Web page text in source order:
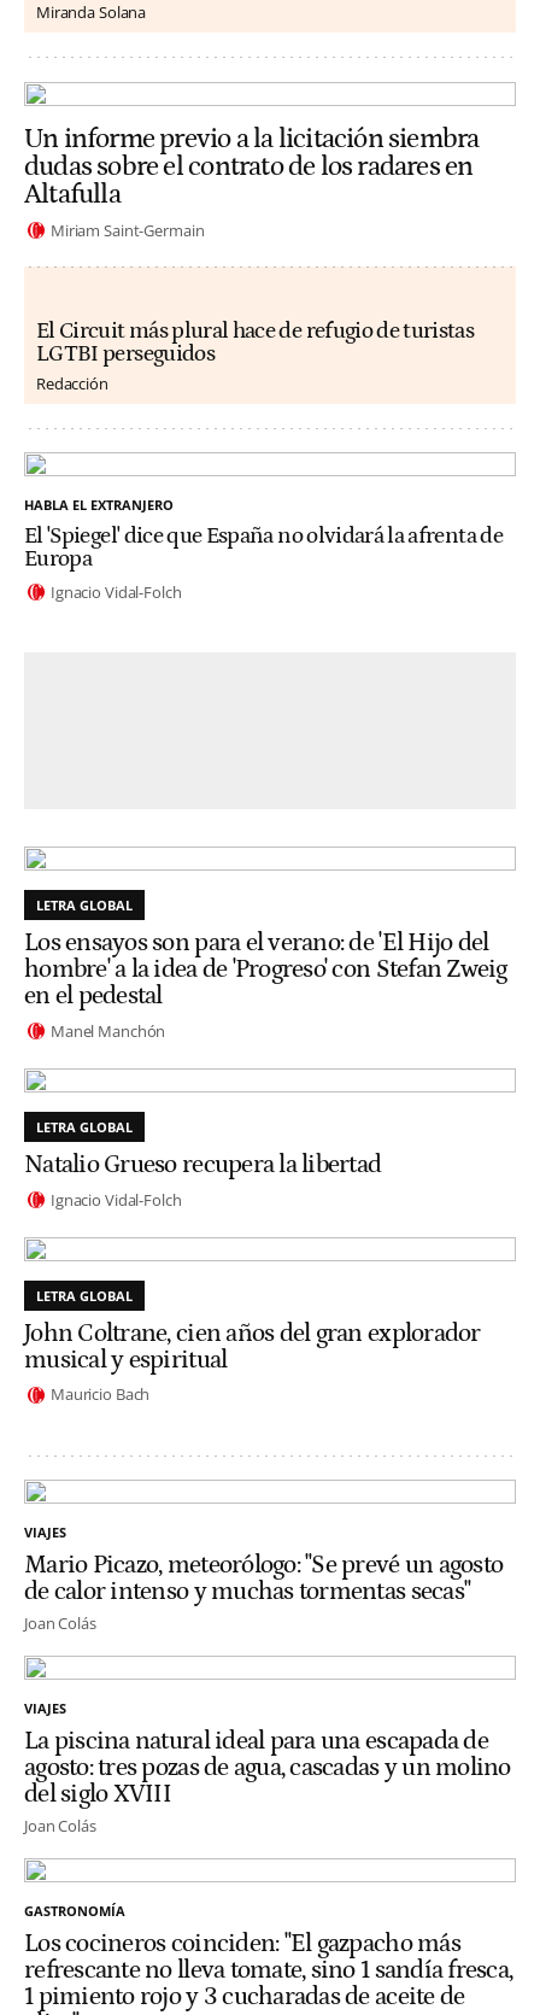
Miranda Solana
Un informe previo a la licitación siembra
dudas sobre el contrato de los radares en
Altafulla
Miriam Saint-Germain
El Circuit más plural hace de refugio de turistas
LGTBI perseguidos
Redacción
HABLA EL EXTRANJERO
El 'Spiegel' dice que España no olvidará la afrenta de
Europa
Ignacio Vidal-Folch
LETRA GLOBAL
Los ensayos son para el verano: de 'El Hijo del
hombre' a la idea de 'Progreso' con Stefan Zweig
en el pedestal
Manel Manchón
LETRA GLOBAL
Natalio Grueso recupera la libertad
Ignacio Vidal-Folch
LETRA GLOBAL
John Coltrane, cien años del gran explorador
musical y espiritual
Mauricio Bach
VIAJES
Mario Picazo, meteorólogo: "Se prevé un agosto
de calor intenso y muchas tormentas secas"
Joan Colás
VIAJES
La piscina natural ideal para una escapada de
agosto: tres pozas de agua, cascadas y un molino
del siglo XVIII
Joan Colás
GASTRONOMÍA
Los cocineros coinciden: "El gazpacho más
refrescante no lleva tomate, sino 1 sandía fresca,
1 pimiento rojo y 3 cucharadas de aceite de